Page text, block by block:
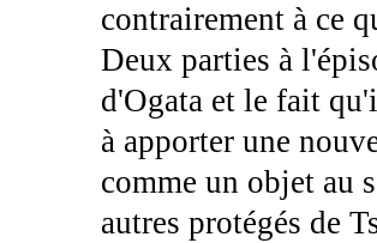
contrairement à ce
Deux parties à
d'Ogata et le fait
à apporter une
comme un objet au
autres protégés de